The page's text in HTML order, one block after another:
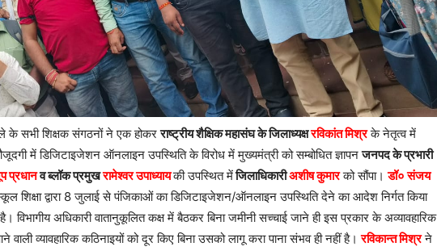
के सभी शिक्षक संगठनों ने एक होकरराष्ट्रीय शैक्षिक महासंघ के जिलाध्यक्षरविकांत मिश्रके नेतृत्व में
में डिजिटाइजेशन ऑनलाइन उपस्थिति के विरोध में मुख्यमंत्री को सम्बोधित ज्ञापनजनपद के प्रभारी
प्रधानव ब्लॉक प्रमुखरामेश्वर उपाध्यायकी उपस्थित मेंजिलाधिकारीअशीष कुमारको सौंपा।डॉ० संजय
शिक्षा द्वारा 8 जुलाई से पंजिकाओं का डिजिटाइजेशन/ऑनलाइन उपस्थिति देने का आदेश निर्गत किया
विभागीय अधिकारी वातानुकूलित कक्ष में बैठकर बिना जमीनी सच्चाई जाने ही इस प्रकार के अव्यावहारिक
व्यावहारिक कठिनाइयों को दूर किए बिना उसको लागू करा पाना संभव ही नहीं है।रविकान्त मिश्रने